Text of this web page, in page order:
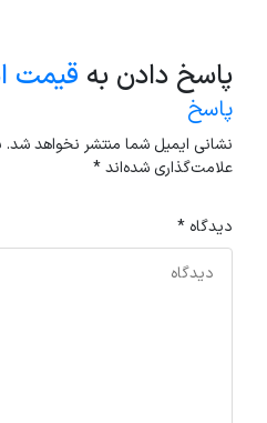
پاسخ دادن به قیمت
پاسخ
نشانی ایمیل شما منتشر نخواهد شد.
علامت‌گذاری شده‌اند*
دیدگاه *